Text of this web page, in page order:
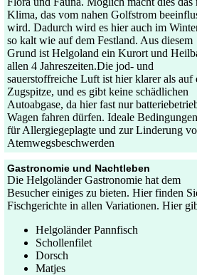
Klima, das vom nahen Golfstrom
wird. Dadurch wird es hier auch im
so kalt wie auf dem Festland. Aus diesem
Grund ist Helgoland ein Kurort und
allen 4 Jahreszeiten.Die jod- und
sauerstoffreiche Luft ist hier klarer als auf
Zugspitze, und es gibt keine schädlichen
Autoabgase, da hier fast nur
Wagen fahren dürfen. Ideale
für Allergiegeplagte und zur Linderung
Atemwegsbeschwerden
Gastronomie und Nachtleben
Die Helgoländer Gastronomie hat dem
Besucher einiges zu bieten. Hier finden
Fischgerichte in allen Variationen. Hier
Helgoländer Pannfisch
Schollenfilet
Dorsch
Matjes